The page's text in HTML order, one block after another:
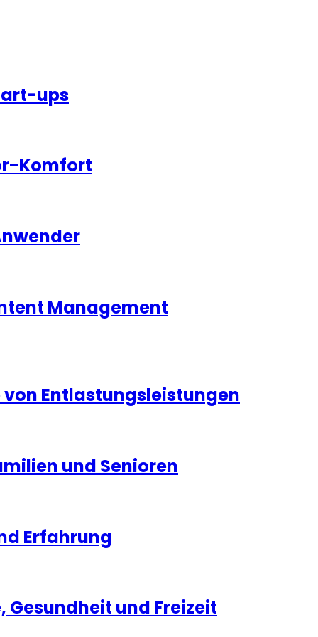
ups
Komfort
Management
Entlastungsleistungen
und Senioren
Erfahrung
und Freizeit